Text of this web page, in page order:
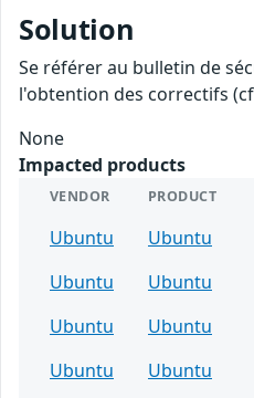
Solution
Se référer au bulletin de
l'obtention des correctifs
None
Impacted products
VENDOR PRODUCT
Ubuntu Ubuntu
Ubuntu
Ubuntu
Ubuntu
Ubuntu
Ubuntu
Ubuntu